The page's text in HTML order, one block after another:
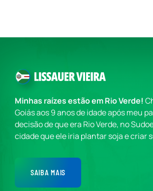
Minhas raízes estão em Rio Verde!
Goiás aos 9 anos de idade após meu
decisão de que era Rio Verde, no
cidade que ele iria plantar soja e criar
SAIBA MAIS